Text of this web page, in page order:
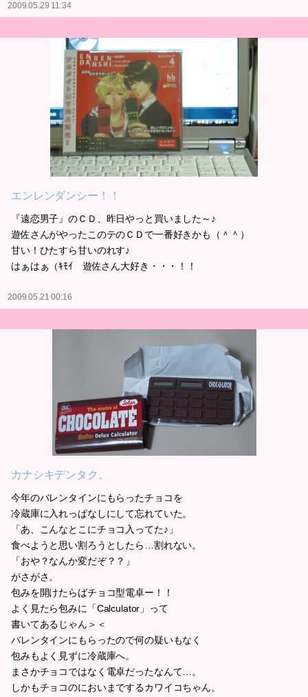
2009.05.29 11:34
エンレンダンシー！！
『遠恋男子』のＣＤ、昨日やっと買いました～♪
遊佐さんがやったこのテのＣＤで一番好きかも（＾＾）
甘い！ひたすら甘いのれす♪
はぁはぁ（ｷﾓｲ 遊佐さん大好き・・・！！
2009.05.21 00:16
カナシキデンタク。
今年のバレンタインにもらったチョコを
冷蔵庫に入れっぱなしにして忘れていた。
「あ、こんなとこにチョコ入ってた♪」
食べようと思い割ろうとしたら…割れない。
「おや？なんか変だぞ？？」
がさがさ。
包みを開けたらばチョコ型電卓ー！！
よく見たら包みに「Calculator」って
書いてあるじゃん＞＜
バレンタインにもらったので何の疑いもなく
包みもよく見ずに冷蔵庫へ。
まさかチョコではなく電卓だったなんて…。
しかもチョコのにおいまでするカワイコちゃん。